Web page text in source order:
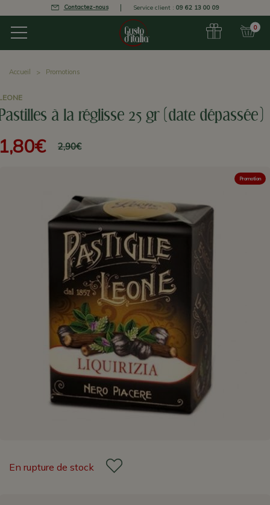
Contactez-nous Service client : 09 62 13 00 09
0
Accueil Promotions
à la réglisse 25 gr (date dépassée)
2,90€
Promotion
En rupture de stock